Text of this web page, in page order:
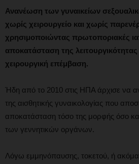
Ανανέωση των γυναικείων
χωρίς χειρουργείο και χωρίς
χρησιμοποιώντας πρωτοποριακές
αποκατάσταση της
χειρουργική επέμβαση.
Ήδη από το 2010 στις ΗΠΑ άρχισε να
της αισθητικής γυναικολογίας που
αποκατάσταση τόσο της μορφής όσο και
των γεννητικών οργάνων.
Λόγω εμμηνόπαυσης, τοκετού, ή ακόμα